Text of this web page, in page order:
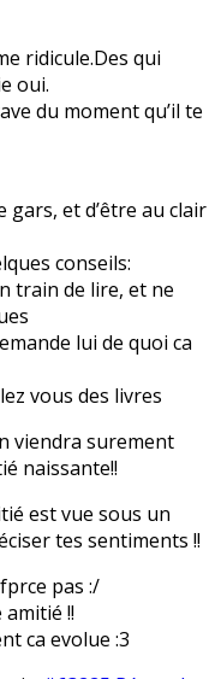
ridicule.Des qui
oui.
du moment qu’il te
gars, et d’être au clair
conseils:
train de lire, et ne
lui de quoi ca
vous des livres
viendra surement
naissante!!
est vue sous un
tes sentiments !!
pas :/
!!
ca evolue :3